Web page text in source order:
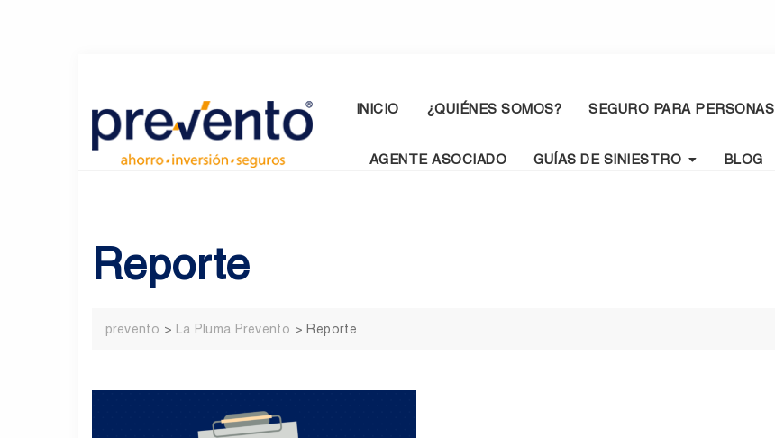
content
INICIO ¿QUIÉNES SOMOS? SEGURO PARA PERSONAS
AGENTE ASOCIADO GUÍAS DE SINIESTRO BLOG
Reporte
prevento > La Pluma Prevento > Reporte